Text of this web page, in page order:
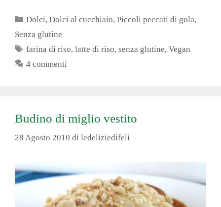
Categorie
Dolci,Dolci al cucchiaio,Piccoli peccati di gola,
Senza glutine
Tag
farina di riso,latte di riso,senza glutine,Vegan
4 commenti
Budino di miglio vestito
28 Agosto 2010 di ledeliziedifeli